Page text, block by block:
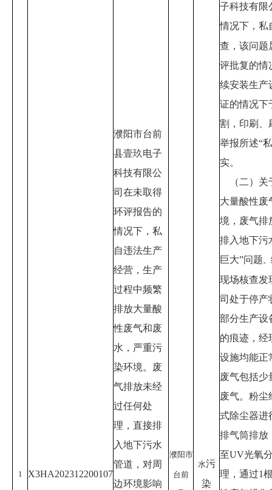
1 X3HA202312200107
濮阳市台前
县壹玖电子
科技有限公
司在未取得
环评报告的
情况下，私
自违法生产
经营，生产
过程中频繁
排放大量酸
性废气和废
水，严重污
染环境。废
气排放未经
过任何处
理，直接排
入地下污水
管道，对周
边环境影响
濮阳市
台前
水污
染
子科技有限
情况下，私
查，该问题
评批复的情
续安装生产
证的情况下
割，印刷、
举报所述“
实。
（二）关
大量酸性废
境，废气排
排入地下污
巨大”问题。
现场核查发
司处于停产
部分生产设
的痕迹，经
设施均能正
废气包括少
废气。粉尘
式除尘器进
排气筒排放
至UV光氧
理，通过1